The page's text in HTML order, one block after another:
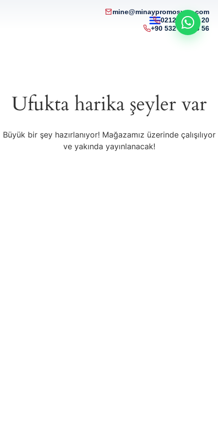
mine@minaypromosyon.com
0212 215 50 20
+90 532 321 85 56
Ufukta harika şeyler var
Büyük bir şey hazırlanıyor! Mağazamız üzerinde çalışılıyor
ve yakında yayınlanacak!